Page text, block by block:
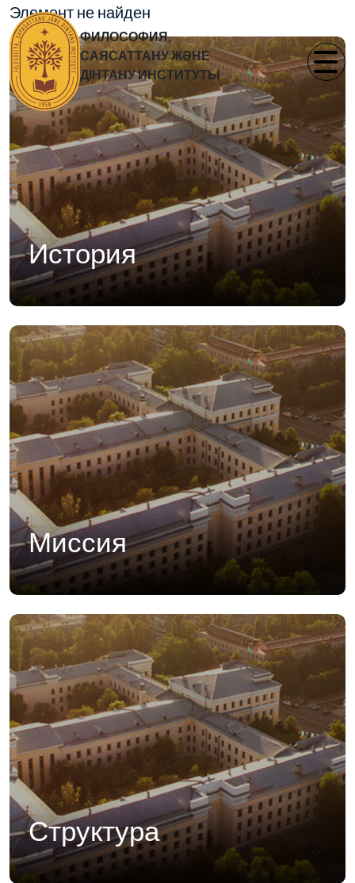
ФИЛОСОФИЯ,
САЯСАТТАНУ ЖӘНЕ
ДІНТАНУ ИНСТИТУТЫ
Элемент не найден
История
Миссия
Структура